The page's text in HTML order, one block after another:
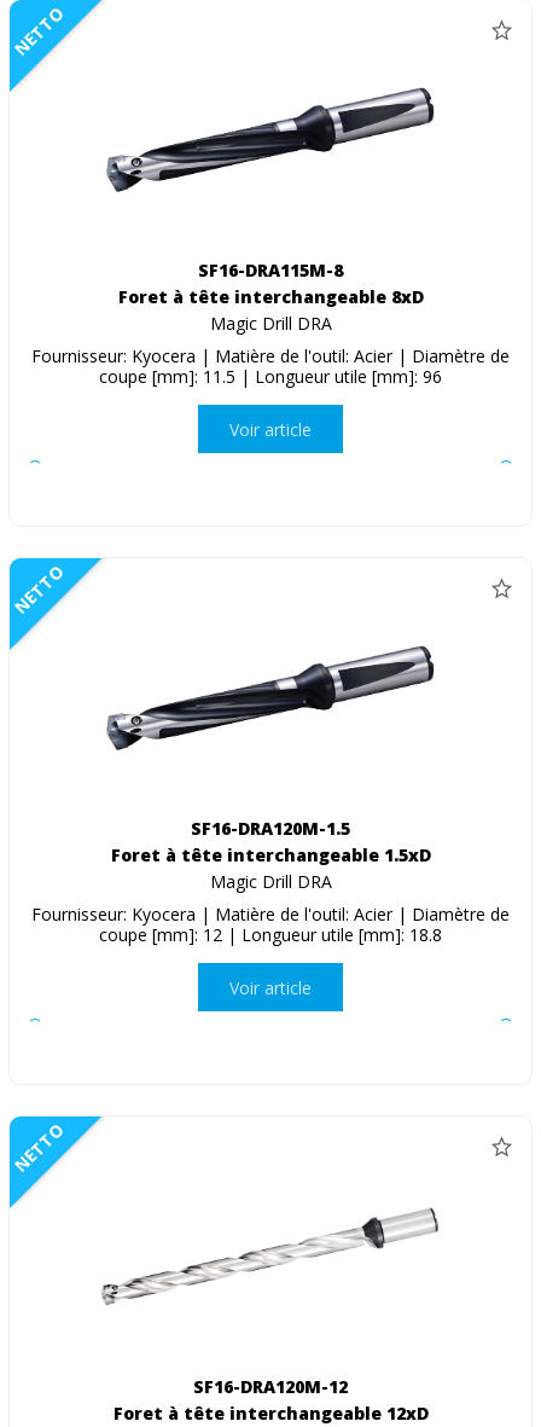
NETTO
SF16-DRA115M-8
Foret à tête interchangeable 8xD
Magic Drill DRA
Fournisseur: Kyocera | Matière de l'outil: Acier | Diamètre de
coupe [mm]: 11.5 | Longueur utile [mm]: 96
Voir article
NETTO
SF16-DRA120M-1.5
Foret à tête interchangeable 1.5xD
Magic Drill DRA
Fournisseur: Kyocera | Matière de l'outil: Acier | Diamètre de
coupe [mm]: 12 | Longueur utile [mm]: 18.8
Voir article
NETTO
SF16-DRA120M-12
Foret à tête interchangeable 12xD